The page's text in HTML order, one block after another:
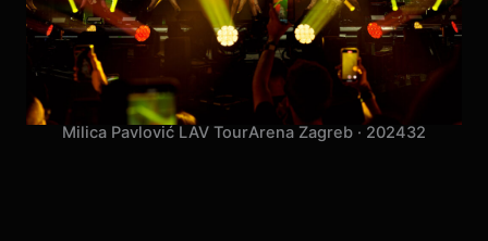
Milica Pavlović LAV TourArena Zagreb · 202432